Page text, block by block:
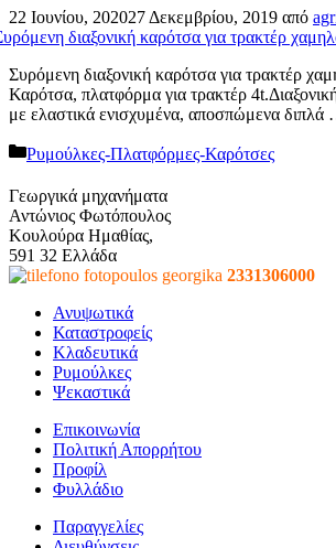
22 Ιουνίου, 202027 Δεκεμβρίου, 2019 από
Συρόμενη διαξονική καρότσα για τρακτέρ
Καρότσα, πλατφόρμα για τρακτέρ
με ελαστικά ενισχυμένα, αποσπώμενα διπλά
Κατηγορίες
Ρυμούλκες-Πλατφόρμες-Καρότσες
Γεωργικά μηχανήματα
Αντώνιος Φωτόπουλος
Κουλούρα Ημαθίας,
591 32 Ελλάδα
2331306000
Ανυψωτικά
Καταστροφείς
Κλαδευτικά
Ρυμούλκες
Ψεκαστικά
Επικοινωνία
Πολιτική Απορρήτου
Προφίλ
Φυλλάδιο
Παραγγελίες